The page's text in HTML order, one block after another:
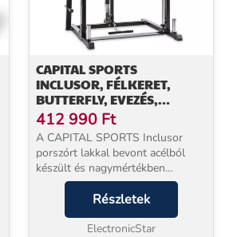
CAPITAL SPORTS
INCLUSOR, FÉLKERET,
BUTTERFLY, EVEZÉS,
KÁBELOSZLOP, KÉTKEZES
SÚLYZÓ
412 990 Ft
A CAPITAL SPORTS Inclusor
porszórt lakkal bevont acélból
készült és nagymértékben
terhelhető. Alap verziójában
különféle izmok építésére kínál
lehetőséget. Mindenekelőtt,
természetesen, súlyemelő gyak...
Részletek
ElectronicStar